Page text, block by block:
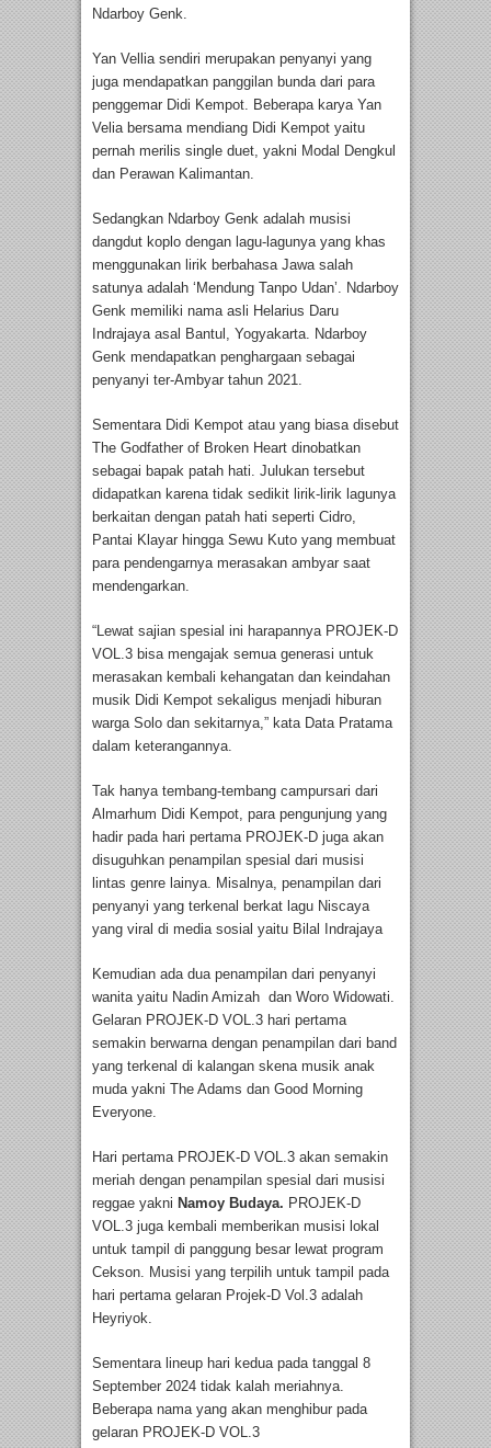
Ndarboy Genk.
Yan Vellia sendiri merupakan penyanyi yang
juga mendapatkan panggilan bunda dari para
penggemar Didi Kempot. Beberapa karya Yan
Velia bersama mendiang Didi Kempot yaitu
pernah merilis single duet, yakni Modal Dengkul
dan Perawan Kalimantan.
Sedangkan Ndarboy Genk adalah musisi
dangdut koplo dengan lagu-lagunya yang khas
menggunakan lirik berbahasa Jawa salah
satunya adalah ‘Mendung Tanpo Udan’. Ndarboy
Genk memiliki nama asli Helarius Daru
Indrajaya asal Bantul, Yogyakarta. Ndarboy
Genk mendapatkan penghargaan sebagai
penyanyi ter-Ambyar tahun 2021.
Sementara Didi Kempot atau yang biasa disebut
The Godfather of Broken Heart dinobatkan
sebagai bapak patah hati. Julukan tersebut
didapatkan karena tidak sedikit lirik-lirik lagunya
berkaitan dengan patah hati seperti Cidro,
Pantai Klayar hingga Sewu Kuto yang membuat
para pendengarnya merasakan ambyar saat
mendengarkan.
“Lewat sajian spesial ini harapannya PROJEK-D
VOL.3 bisa mengajak semua generasi untuk
merasakan kembali kehangatan dan keindahan
musik Didi Kempot sekaligus menjadi hiburan
warga Solo dan sekitarnya,” kata Data Pratama
dalam keterangannya.
Tak hanya tembang-tembang campursari dari
Almarhum Didi Kempot, para pengunjung yang
hadir pada hari pertama PROJEK-D juga akan
disuguhkan penampilan spesial dari musisi
lintas genre lainya. Misalnya, penampilan dari
penyanyi yang terkenal berkat lagu Niscaya
yang viral di media sosial yaitu Bilal Indrajaya
Kemudian ada dua penampilan dari penyanyi
wanita yaitu Nadin Amizah dan Woro Widowati.
Gelaran PROJEK-D VOL.3 hari pertama
semakin berwarna dengan penampilan dari band
yang terkenal di kalangan skena musik anak
muda yakni The Adams dan Good Morning
Everyone.
Hari pertama PROJEK-D VOL.3 akan semakin
meriah dengan penampilan spesial dari musisi
reggae yakni Namoy Budaya. PROJEK-D
VOL.3 juga kembali memberikan musisi lokal
untuk tampil di panggung besar lewat program
Cekson. Musisi yang terpilih untuk tampil pada
hari pertama gelaran Projek-D Vol.3 adalah
Heyriyok.
Sementara lineup hari kedua pada tanggal 8
September 2024 tidak kalah meriahnya.
Beberapa nama yang akan menghibur pada
gelaran PROJEK-D VOL.3